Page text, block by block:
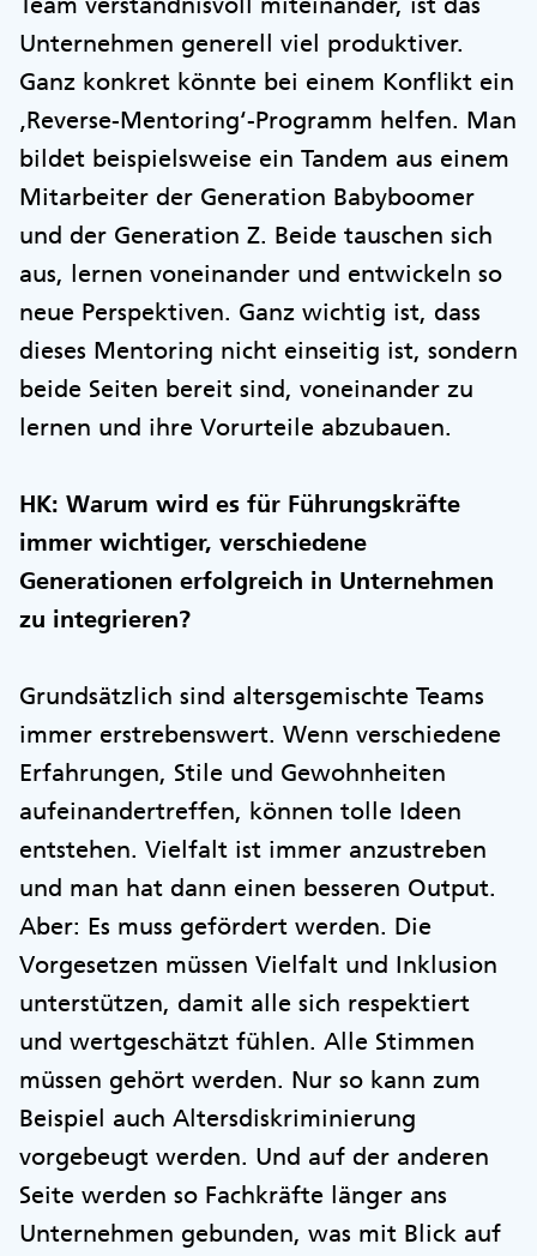
Unternehmen generell viel produktiver.
Ganz konkret könnte bei einem Konflikt ein
‚Reverse-Mentoring‘-Programm helfen. Man
bildet beispielsweise ein Tandem aus einem
Mitarbeiter der Generation Babyboomer
und der Generation Z. Beide tauschen sich
aus, lernen voneinander und entwickeln so
neue Perspektiven. Ganz wichtig ist, dass
dieses Mentoring nicht einseitig ist, sondern
beide Seiten bereit sind, voneinander zu
lernen und ihre Vorurteile abzubauen.
HK: Warum wird es für Führungskräfte
immer wichtiger, verschiedene
Generationen erfolgreich in Unternehmen
zu integrieren?
Grundsätzlich sind altersgemischte Teams
immer erstrebenswert. Wenn verschiedene
Erfahrungen, Stile und Gewohnheiten
aufeinandertreffen, können tolle Ideen
entstehen. Vielfalt ist immer anzustreben
und man hat dann einen besseren Output.
Aber: Es muss gefördert werden. Die
Vorgesetzen müssen Vielfalt und Inklusion
unterstützen, damit alle sich respektiert
und wertgeschätzt fühlen. Alle Stimmen
müssen gehört werden. Nur so kann zum
Beispiel auch Altersdiskriminierung
vorgebeugt werden. Und auf der anderen
Seite werden so Fachkräfte länger ans
Unternehmen gebunden, was mit Blick auf